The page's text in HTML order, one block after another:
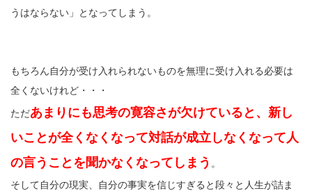
うはならない」となってしまう。
もちろん自分が受け入れられないものを無理に受け入れる必要は
全くないけれど・・・
ただあまりにも思考の寛容さが欠けていると、新し
いことが全くなくなって対話が成立しなくなって人
の言うことを聞かなくなってしまう 。
そして自分の現実、自分の事実を信じすぎると段々と人生が詰ま